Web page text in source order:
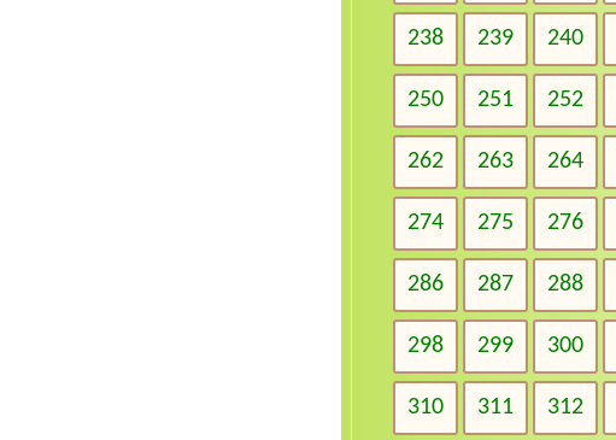
238 239 240
250 251 252
262 263 264
274 275 276
286 287 288
298 299 300
310 311 312